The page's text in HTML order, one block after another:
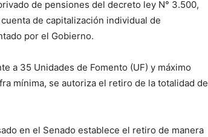
de pensiones del decreto ley N° 3.500,
de capitalización individual de
por el Gobierno.
a 35 Unidades de Fomento (UF) y máximo
mínima, se autoriza el retiro de la totalidad de
en el Senado establece el retiro de manera